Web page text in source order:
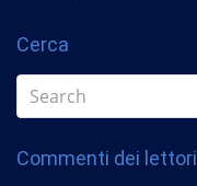
Cerca
Commenti dei lettori